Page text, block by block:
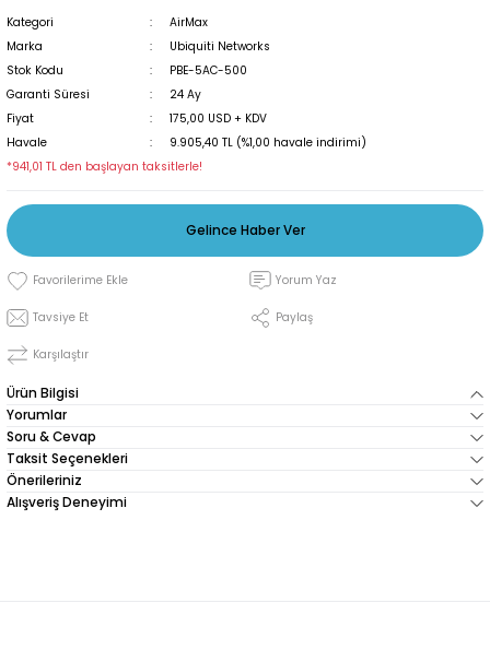
Unifi Access Point
Wireless
Cihazları
Kategori
AirMax
Marka
Ubiquiti Networks
Stok Kodu
PBE-5AC-500
Garanti Süresi
24 Ay
Fiyat
175,00 USD + KDV
Havale
9.905,40 TL (%1,00 havale indirimi)
*941,01 TL den başlayan taksitlerle!
Gelince Haber Ver
Yorum Yaz
Tavsiye Et Paylaş
Karşılaştır
Ürün Bilgisi
Yorumlar
Soru & Cevap
Taksit Seçenekleri
Önerileriniz
Alışveriş Deneyimi